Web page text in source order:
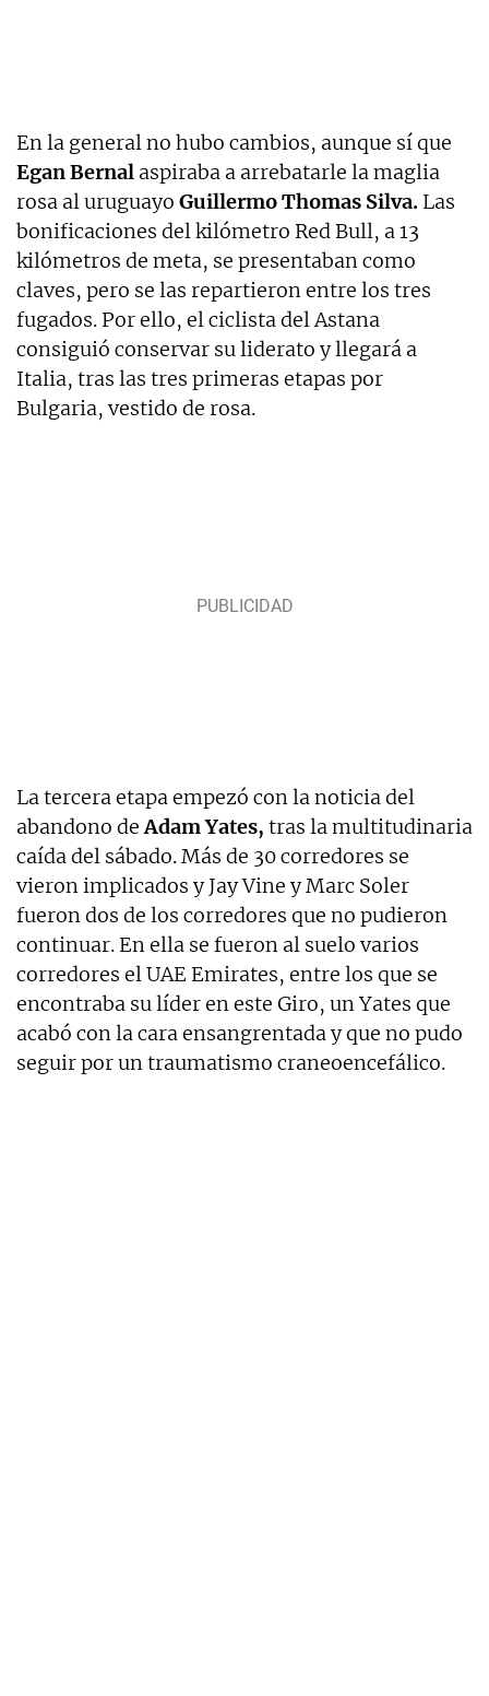
En la general no hubo cambios, aunque sí que
Egan Bernal aspiraba a arrebatarle la maglia
rosa al uruguayo Guillermo Thomas Silva. Las
bonificaciones del kilómetro Red Bull, a 13
kilómetros de meta, se presentaban como
claves, pero se las repartieron entre los tres
fugados. Por ello, el ciclista del Astana
consiguió conservar su liderato y llegará a
Italia, tras las tres primeras etapas por
Bulgaria, vestido de rosa.
La tercera etapa empezó con la noticia del
abandono deAdam Yates, tras la multitudinaria
caída del sábado. Más de 30 corredores se
vieron implicados y Jay Vine y Marc Soler
fueron dos de los corredores que no pudieron
continuar. En ella se fueron al suelo varios
corredores el UAE Emirates, entre los que se
encontraba su líder en este Giro, un Yates que
acabó con la cara ensangrentada y que no pudo
seguir por un traumatismo craneoencefálico.